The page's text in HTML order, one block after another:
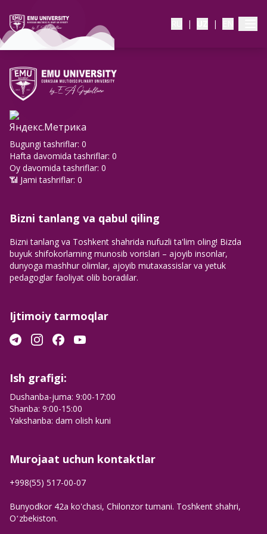
| |
Bugungi tashriflar: 0
Hafta davomida tashriflar: 0
Oy davomida tashriflar: 0
📶 Jami tashriflar: 0
Bizni tanlang va qabul qiling
Bizni tanlang va Toshkent shahrida nufuzli ta'lim oling! Bizda
buyuk shifokorlarning munosib vorislari – ajoyib insonlar,
dunyoga mashhur olimlar, ajoyib mutaxassislar va yetuk
pedagoglar faoliyat olib boradilar.
Ijtimoiy tarmoqlar
Ish grafigi:
Dushanba-juma: 9:00-17:00
Shanba: 9:00-15:00
Yakshanba: dam olish kuni
Murojaat uchun kontaktlar
+998(55) 517-00-07
Bunyodkor 42a ko'chasi, Chilonzor tumani. Toshkent shahri,
Oʻzbekiston.